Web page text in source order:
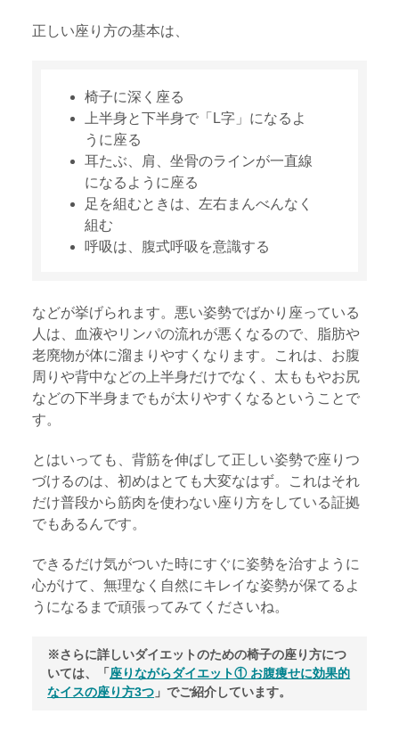
正しい座り方の基本は、
椅子に深く座る
上半身と下半身で「L字」になるよ
うに座る
耳たぶ、肩、坐骨のラインが一直線
になるように座る
足を組むときは、左右まんべんなく
組む
呼吸は、腹式呼吸を意識する
などが挙げられます。悪い姿勢でばかり座っている
人は、血液やリンパの流れが悪くなるので、脂肪や
老廃物が体に溜まりやすくなります。これは、お腹
周りや背中などの上半身だけでなく、太ももやお尻
などの下半身までもが太りやすくなるということで
す。
とはいっても、背筋を伸ばして正しい姿勢で座りつ
づけるのは、初めはとても大変なはず。これはそれ
だけ普段から筋肉を使わない座り方をしている証拠
でもあるんです。
できるだけ気がついた時にすぐに姿勢を治すように
心がけて、無理なく自然にキレイな姿勢が保てるよ
うになるまで頑張ってみてくださいね。
※さらに詳しいダイエットのための椅子の座り方につ
いては、「座りながらダイエット① お腹痩せに効果的
なイスの座り方3つ 」でご紹介しています。